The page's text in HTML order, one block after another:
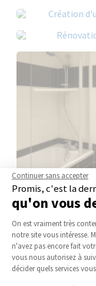
Continuer sans accepter
Promis, c'est la
qu'on vous
Plateforme
On est vraiment très
notre site vous intéresse.
n'avez pas encore fait
vous nous autorisez à
décider quels services